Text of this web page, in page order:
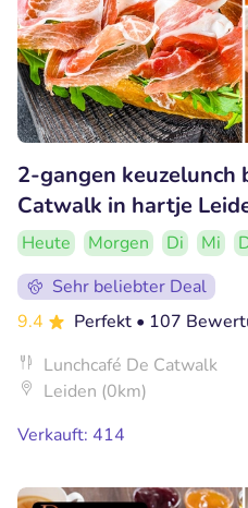
2-gangen keuzelunch
Catwalk in hartje
Heute Morgen Di Mi
Sehr beliebter Deal
9.4
Perfekt • 107
Lunchcafé De Catwalk
Leiden (0km)
Verkauft: 414